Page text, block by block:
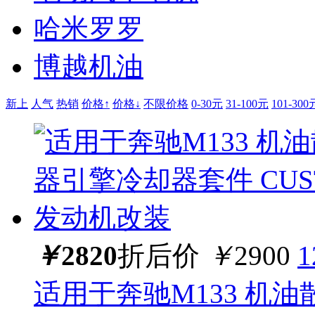
哈米罗罗
博越机油
新上 人气 热销 价格↑ 价格↓ 不限价格 0-30元 31-100元 101-300
￥2820折后价 ￥2900
适用于奔驰M133 机油